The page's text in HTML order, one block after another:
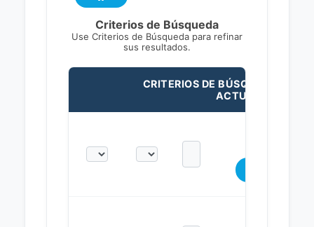
Criterios de Búsqueda
Use Criterios de Búsqueda para refinar
sus resultados.
CRITERIOS DE BÚSQUEDA
ACTUALES: